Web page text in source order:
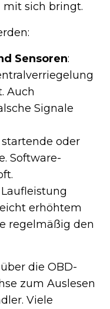
sich bringt.
Sensoren:
Auch
Signale
oder
Software-
erhöhtem
regelmäßig den
die OBD-
zum Auslesen
Viele